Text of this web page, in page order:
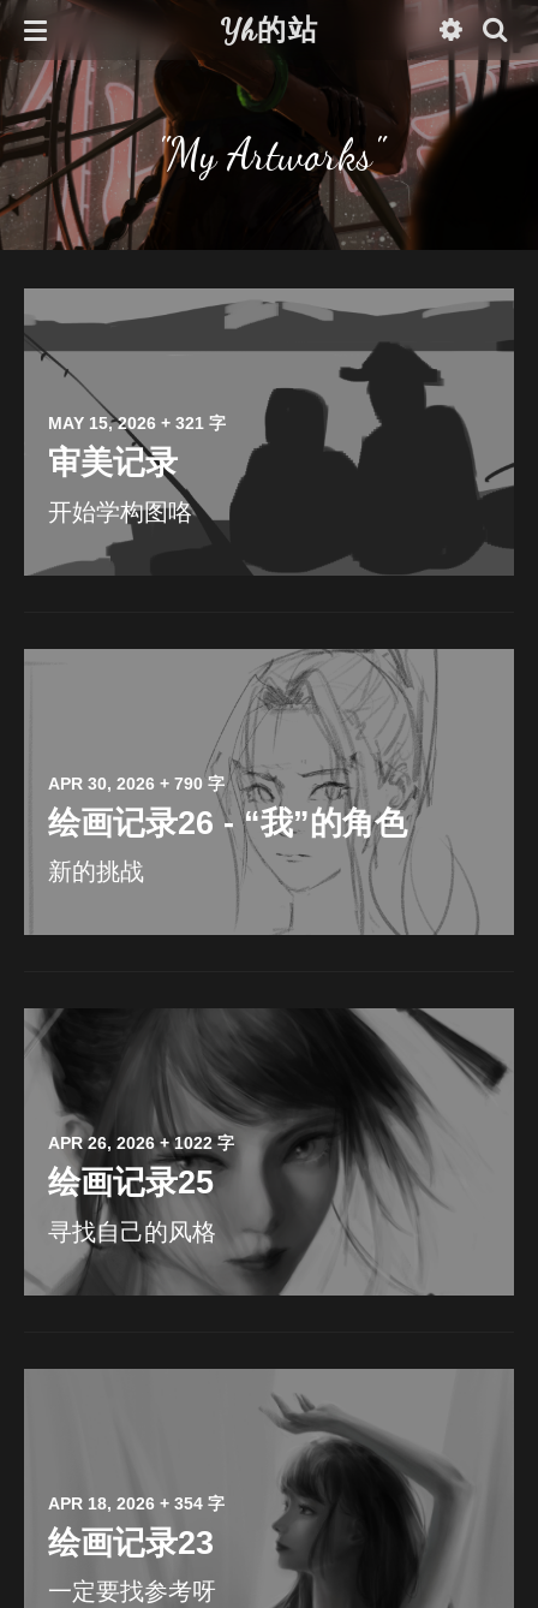
Yh的站
"My Artworks"
MAY 15, 2026 + 321 字
审美记录
开始学构图咯
APR 30, 2026 + 790 字
绘画记录26 - “我”的角色
新的挑战
APR 26, 2026 + 1022 字
绘画记录25
寻找自己的风格
APR 18, 2026 + 354 字
绘画记录23
一定要找参考呀